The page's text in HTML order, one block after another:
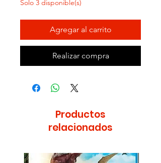
Solo 3 disponible(s)
Agregar al carrito
Realizar compra
Productos
relacionados